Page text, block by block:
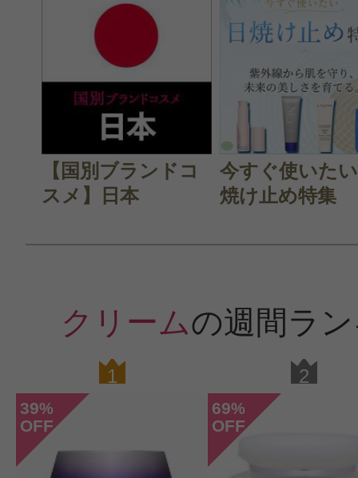
【国別ブランドコ
スメ】日本
今すぐ使いた
焼け止め特集
クリームの週間ラ
1
39%
OFF
2
69%
OFF